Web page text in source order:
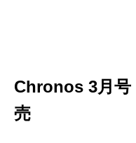
Chronos 3月号
売